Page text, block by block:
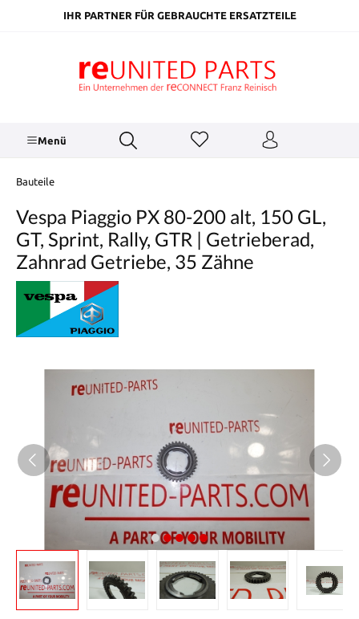
springenIHR PARTNER FÜR GEBRAUCHTE ERSATZTEILE
Menü
Bauteile
Vespa Piaggio PX 80-200 alt, 150 GL,
GT, Sprint, Rally, GTR | Getrieberad,
Zahnrad Getriebe, 35 Zähne